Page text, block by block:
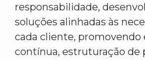
responsabilidade,
soluções alinhadas às
cada cliente, promovendo
contínua, estruturação de